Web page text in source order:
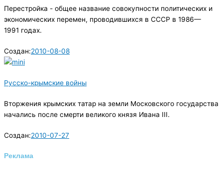
Перестройка - общее название совокупности политических и
экономических перемен, проводившихся в СССР в 1986—
1991 годах.
Создан:2010-08-08
Русско-крымские войны
Вторжения крымских татар на земли Московского государства
начались после смерти великого князя Ивана III.
Создан:2010-07-27
Реклама